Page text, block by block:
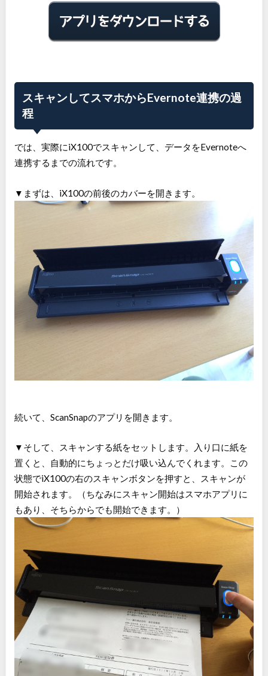
スキャンしてスマホからEvernote連携の過
程
では、実際にiX100でスキャンして、データをEvernoteへ
連携するまでの流れです。
▼まずは、iX100の前後のカバーを開きます。
続いて、ScanSnapのアプリを開きます。
▼そして、スキャンする紙をセットします。入り口に紙を
置くと、自動的にちょっとだけ吸い込んでくれます。この
状態でiX100の右のスキャンボタンを押すと、スキャンが
開始されます。（ちなみにスキャン開始はスマホアプリに
もあり、そちらからでも開始できます。）